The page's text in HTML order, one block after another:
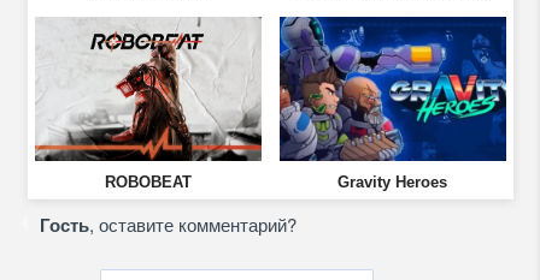
ROBOBEAT Gravity Heroes
Гость, оставите комментарий?